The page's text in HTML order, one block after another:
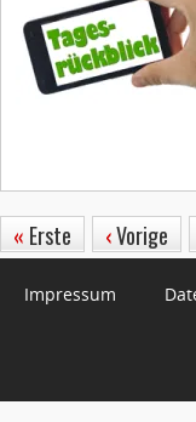
« Erste ‹Vorige
Impressum